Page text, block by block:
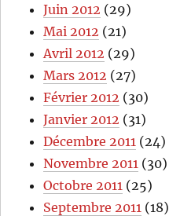
Juin 2012 (29)
Mai 2012 (21)
Avril 2012 (29)
Mars 2012 (27)
Février 2012 (30)
Janvier 2012 (31)
Décembre 2011 (24)
Novembre 2011 (30)
Octobre 2011 (25)
Septembre 2011 (18)